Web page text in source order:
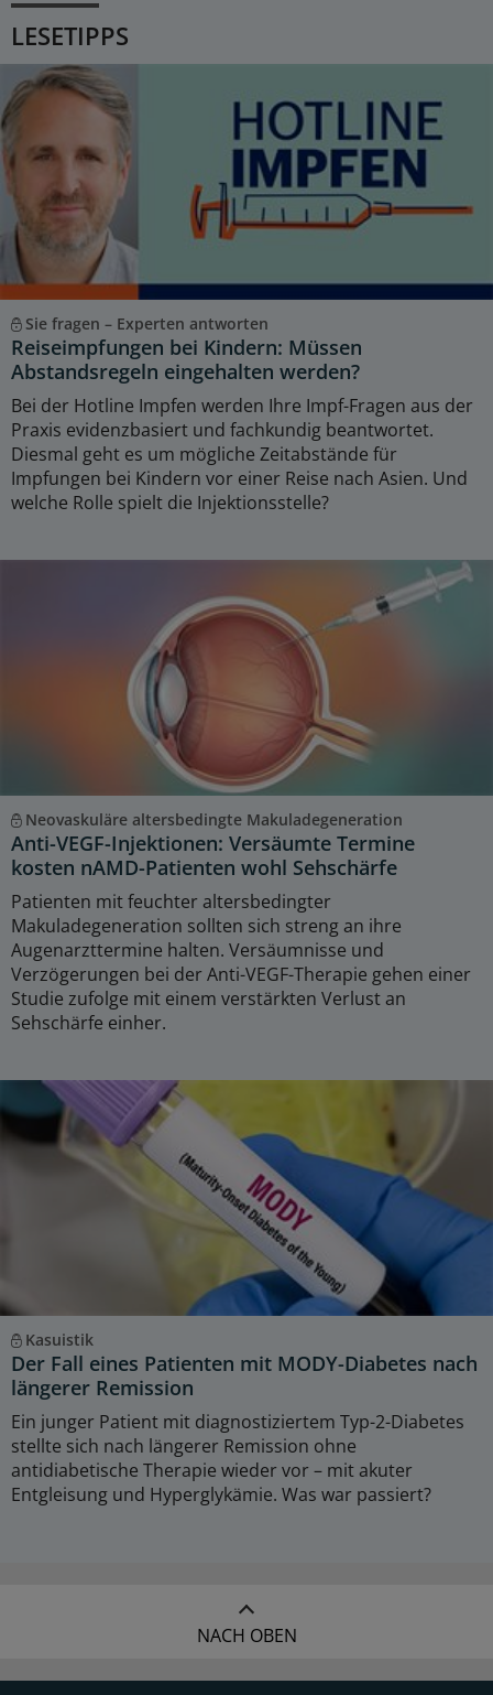
LESETIPPS
Sie fragen – Experten antworten
Reiseimpfungen bei Kindern: Müssen
Abstandsregeln eingehalten werden?
Bei der Hotline Impfen werden Ihre Impf-Fragen aus der
Praxis evidenzbasiert und fachkundig beantwortet.
Diesmal geht es um mögliche Zeitabstände für
Impfungen bei Kindern vor einer Reise nach Asien. Und
welche Rolle spielt die Injektionsstelle?
Neovaskuläre altersbedingte Makuladegeneration
Anti-VEGF-Injektionen: Versäumte Termine
kosten nAMD-Patienten wohl Sehschärfe
Patienten mit feuchter altersbedingter
Makuladegeneration sollten sich streng an ihre
Augenarzttermine halten. Versäumnisse und
Verzögerungen bei der Anti-VEGF-Therapie gehen einer
Studie zufolge mit einem verstärkten Verlust an
Sehschärfe einher.
Kasuistik
Der Fall eines Patienten mit MODY-Diabetes nach
längerer Remission
Ein junger Patient mit diagnostiziertem Typ-2-Diabetes
stellte sich nach längerer Remission ohne
antidiabetische Therapie wieder vor – mit akuter
Entgleisung und Hyperglykämie. Was war passiert?
NACH OBEN